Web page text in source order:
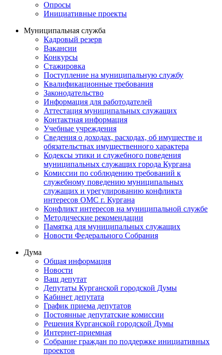
Опросы
Инициативные проекты
Муниципальная служба
Кадровый резерв
Вакансии
Конкурсы
Стажировка
Поступление на муниципальную службу
Квалификационные требования
Законодательство
Информация для работодателей
Аттестация муниципальных служащих
Контактная информация
Учебные учреждения
Сведения о доходах, расходах, об имуществе и
обязательствах имущественного характера
Кодексы этики и служебного поведения
муниципальных служащих города Кургана
Комиссии по соблюдению требований к
служебному поведению муниципальных
служащих и урегулированию конфликта
интересов ОМС г. Кургана
Конфликт интересов на муниципальной службе
Методические рекомендации
Памятка для муниципальных служащих
Новости Федерального Cобрания
Дума
Общая информация
Новости
Ваш депутат
Депутаты Курганской городской Думы
Кабинет депутата
График приема депутатов
Постоянные депутатские комиссии
Решения Курганской городской Думы
Интернет-приемная
Собрание граждан по поддержке инициативных
проектов